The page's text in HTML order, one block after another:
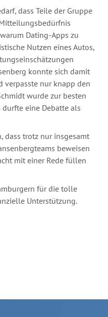
dass Teile der Gruppe
Dating-Apps zu
Nutzen eines Autos,
konnte sich damit
verpasste nur knapp den
wurde zur besten
eine Debatte als
dass trotz nur insgesamt
beweisen
mit einer Rede füllen
für die tolle
Unterstützung.